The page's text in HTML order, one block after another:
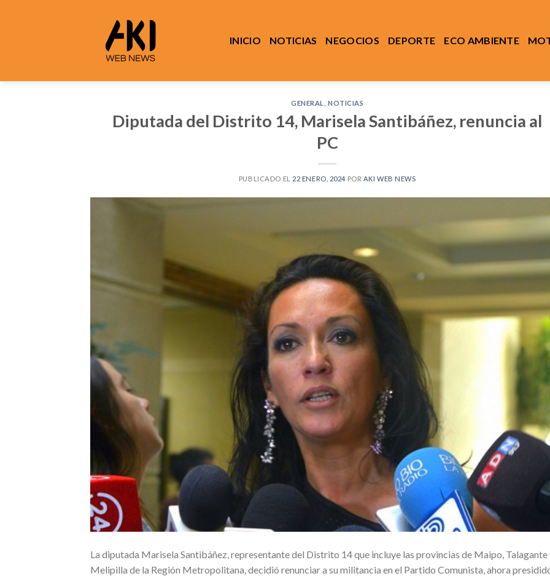
INICIO NOTICIAS NEGOCIOS DEPORTE ECO AMBIENTE
GENERAL ,NOTICIAS
Diputada del Distrito 14, Marisela Santibáñez, renuncia al
PC
PUBLICADO EL 22 ENERO, 2024 POR AKI WEB NEWS
La diputada Marisela Santibáñez, representante del Distrito 14 que incluye las provincias de Maipo, Talagante
Melipilla de la Región Metropolitana, decidió renunciar a su militancia en el Partido Comunista, ahora